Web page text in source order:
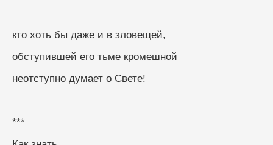
кто хоть бы даже и в зловещей,
обступившей его тьме кромешной
неотступно думает о Свете!
***